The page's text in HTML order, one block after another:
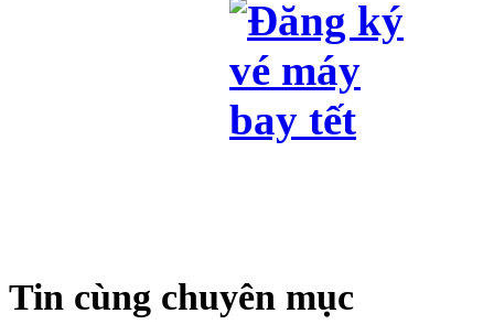
Tin cùng chuyên mục